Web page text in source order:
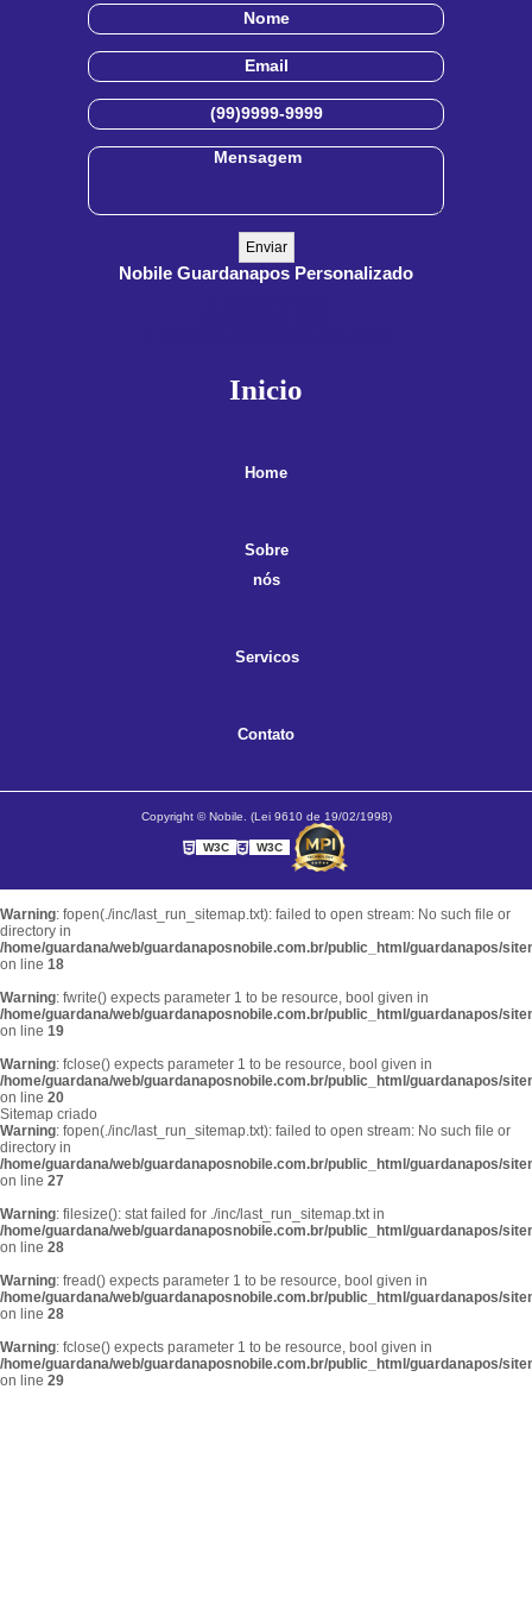
Nobile Guardanapos Personalizado
Inicio
Home
Sobre
nós
Servicos
Contato
Copyright © Nobile. (Lei 9610 de 19/02/1998)
W3C W3C
Warning: fopen(./inc/last_run_sitemap.txt): failed to open stream: No such file or
directory in
/home/guardana/web/guardanaposnobile.com.br/public_html/guardanapos/
on line 18
Warning: fwrite() expects parameter 1 to be resource, bool given in
/home/guardana/web/guardanaposnobile.com.br/public_html/guardanapos/
on line 19
Warning: fclose() expects parameter 1 to be resource, bool given in
/home/guardana/web/guardanaposnobile.com.br/public_html/guardanapos/
on line 20
Sitemap criado
Warning: fopen(./inc/last_run_sitemap.txt): failed to open stream: No such file or
directory in
/home/guardana/web/guardanaposnobile.com.br/public_html/guardanapos/
on line 27
Warning: filesize(): stat failed for ./inc/last_run_sitemap.txt in
/home/guardana/web/guardanaposnobile.com.br/public_html/guardanapos/
on line 28
Warning: fread() expects parameter 1 to be resource, bool given in
/home/guardana/web/guardanaposnobile.com.br/public_html/guardanapos/
on line 28
Warning: fclose() expects parameter 1 to be resource, bool given in
/home/guardana/web/guardanaposnobile.com.br/public_html/guardanapos/
on line 29